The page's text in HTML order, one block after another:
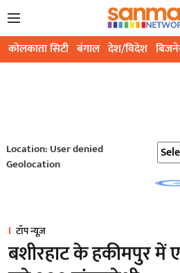
कोलकाता सिटी बंगाल देश/विदेश
Location: User denied
Geolocation
टॉप न्यूज़
बशीरहाट के हकीमपुर